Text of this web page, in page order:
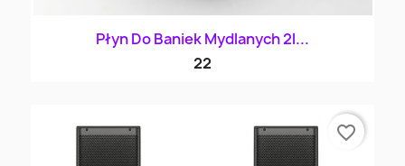
Płyn Do Baniek Mydlanych 2l...
22
favorite_border